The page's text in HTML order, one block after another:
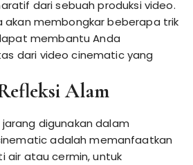
dari sebuah produksi video.
akan membongkar beberapa trik
membantu Anda
dari video cinematic yang
Alam
digunakan dalam
adalah memanfaatkan
air atau cermin, untuk